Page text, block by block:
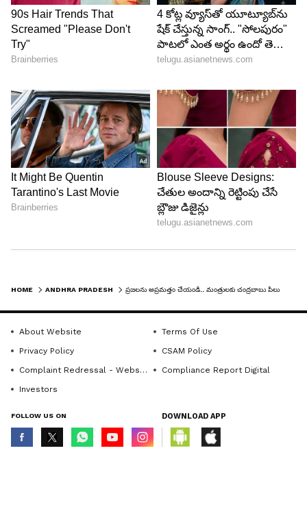
చేయకపోవడంపై టీడీపీ సీనియర్ నాయకత్వం సీఎం
చంద్రబాబును అడగగా.. ఈ కేసుపై సిట్ దర్యాప్తు
జరుగుతోందని.. సరైన సమయంలో సాక్ష్యాలతో నిందుతులపై
ఇక్కడ రాజకీయ ప్రతీకార చర్యలకు చోటు ఉండదని ఆయన
స్పష్టం చేశారు.
LATEST VIDEOS
HOME ANDHRA PRADESH
About Website
Terms Of Use
Privacy Policy
CSAM Policy
Complaint Redressal - Website
Compliance Report Digital
Investors
FOLLOW US ON DOWNLOAD APP